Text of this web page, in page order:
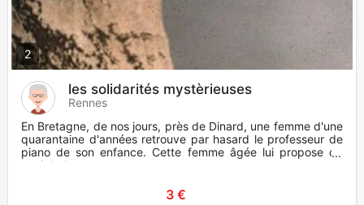
2
les solidarités mystèrieuses
Rennes
En Bretagne, de nos jours, près de Dinard, une femme d'une
quarantaine d'années retrouve par hasard le professeur de
piano de son enfance. Cette femme âgée lui propose de
venir hab
3 €